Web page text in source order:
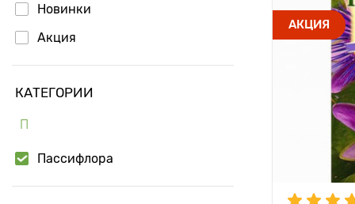
Новинки
Акция
КАТЕГОРИИ
П
Пассифлора
АКЦИЯ
Высота
Растояние
растениями